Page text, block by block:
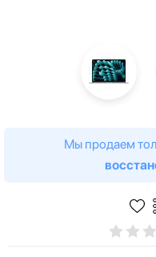
Мы продаем